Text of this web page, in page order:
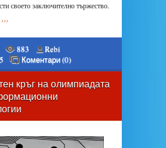
своето заключително тържество.
883
Rebi
Коментари (0)
кръг на олимпиадата